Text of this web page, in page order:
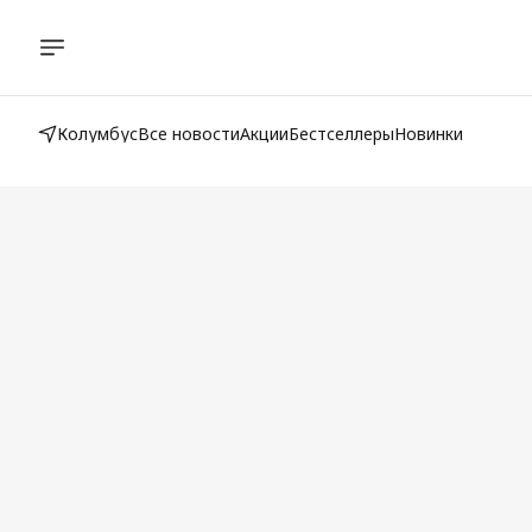
КолумбусВсе новостиАкцииБестселлерыНовинки